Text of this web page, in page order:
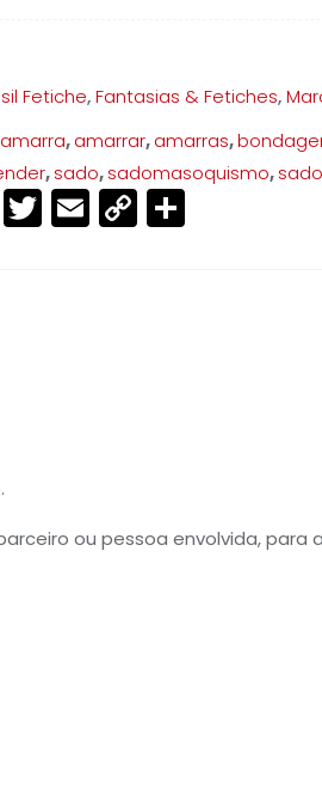
Fetiche,Fantasias & Fetiches,
amarra,amarrar,amarras,
,sado,sadomasoquismo,
Telegram
Twitter
Email
Copy
Link
ou pessoa envolvida, para